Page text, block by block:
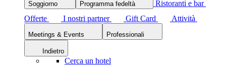
Soggiorno Programma fedeltà
Ristoranti e bar
Offerte
I nostri partner Gift Card Attività
Meetings & Events Professionali
Indietro
Cerca un hotel